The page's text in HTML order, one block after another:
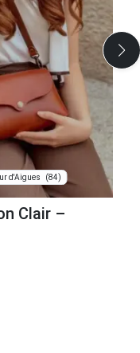
d'Aigues (84)
Clair –